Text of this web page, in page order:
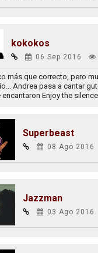
kokokos
06 Sep 2016
más que correcto, pero
Andrea pasa a cantar
encantaron Enjoy the
Superbeast
08 Ago 2016
Jazzman
03 Ago 2016